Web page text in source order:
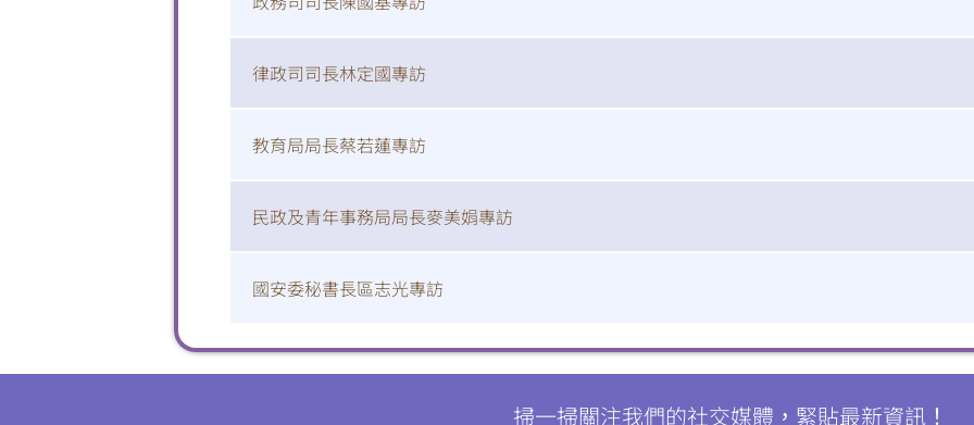
律政司司長林定國專訪
教育局局長蔡若蓮專訪
民政及青年事務局局長麥美娟專訪
國安委秘書長區志光專訪
掃一掃關注我們的社交媒體，緊貼最新資訊！
微 微